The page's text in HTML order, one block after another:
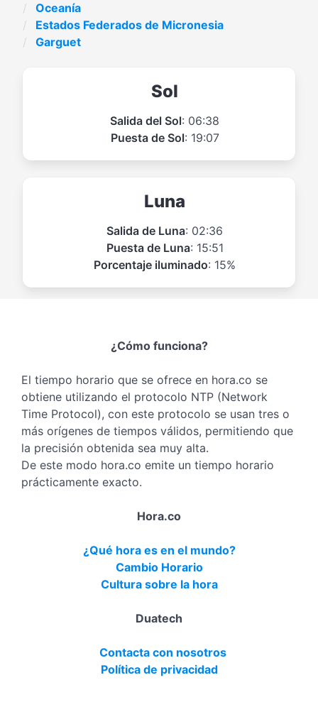
Oceanía
Estados Federados de Micronesia
Garguet
Sol
Salida del Sol: 06:38
Puesta de Sol: 19:07
Luna
Salida de Luna: 02:36
Puesta de Luna: 15:51
Porcentaje iluminado: 15%
¿Cómo funciona?
El tiempo horario que se ofrece en hora.co se
obtiene utilizando el protocolo NTP (Network
Time Protocol), con este protocolo se usan tres o
más orígenes de tiempos válidos, permitiendo que
la precisión obtenida sea muy alta.
De este modo hora.co emite un tiempo horario
prácticamente exacto.
Hora.co
¿Qué hora es en el mundo?
Cambio Horario
Cultura sobre la hora
Duatech
Contacta con nosotros
Política de privacidad